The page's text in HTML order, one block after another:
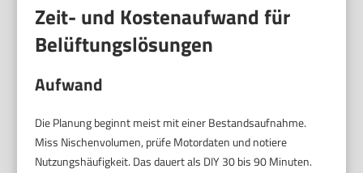
Zeit- und Kostenaufwand für
Belüftungslösungen
Aufwand
Die Planung beginnt meist mit einer Bestandsaufnahme.
Miss Nischenvolumen, prüfe Motordaten und notiere
Nutzungshäufigkeit. Das dauert als DIY 30 bis 90 Minuten.